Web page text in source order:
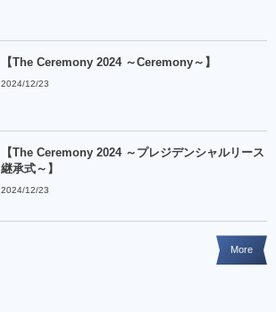
【The Ceremony 2024 ～Ceremony～】
2024/12/23
【The Ceremony 2024 ～プレジデンシャルリース
継承式～】
2024/12/23
More